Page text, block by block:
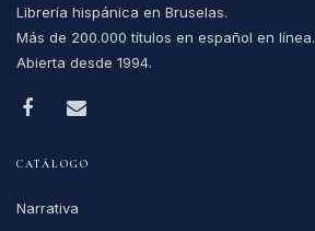
Librería hispánica en Bruselas.
Más de 200.000 títulos en español en línea.
Abierta desde 1994.
CATÁLOGO
Narrativa